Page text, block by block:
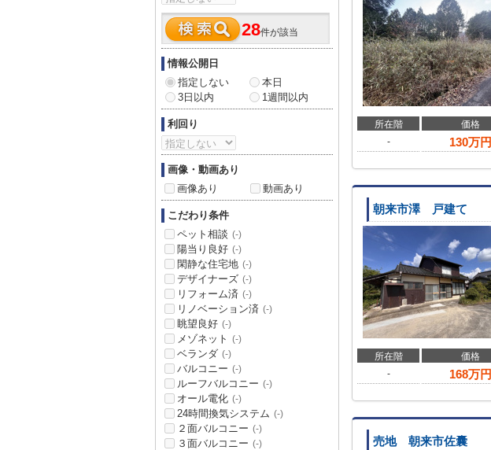
所在階 価格
-
130万円
朝来市澤 戸建て
所在階 価格
-
168万円
売地 朝来市佐囊
28件が該当
情報公開日
指定しない
本日
3日以内
1週間以内
利回り
画像・動画あり
画像あり
動画あり
こだわり条件
ペット相談 (-)
陽当り良好 (-)
閑静な住宅地 (-)
デザイナーズ (-)
リフォーム済 (-)
リノベーション済 (-)
眺望良好 (-)
メゾネット (-)
ベランダ (-)
バルコニー (-)
ルーフバルコニー (-)
オール電化 (-)
24時間換気システム (-)
２面バルコニー (-)
３面バルコニー (-)